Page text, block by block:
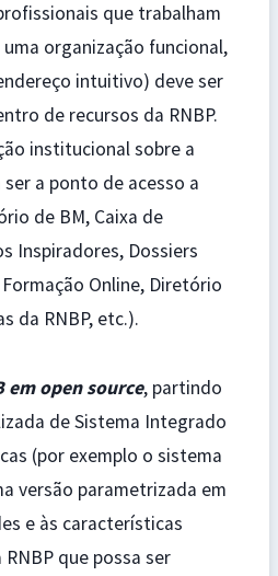
que trabalham
organização funcional,
intuitivo) deve ser
de recursos da RNBP.
institucional sobre a
a ponto de acesso a
de BM, Caixa de
Inspiradores, Dossiers
Online, Diretório
da RNBP, etc.).
em open source, partindo
de Sistema Integrado
(por exemplo o sistema
versão parametrizada em
e às características
que possa ser